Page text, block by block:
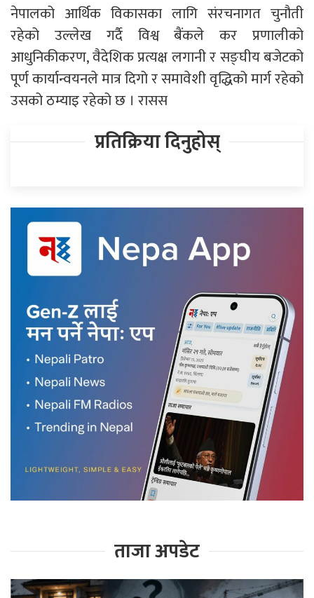
नेपालको आर्थिक विकासका लागि संरचनागत चुनौती
रहेको उल्लेख गर्दै विश्व बैंकले कर प्रणालीको
आधुनिकीकरण, वैदेशिक प्रत्यक्ष लगानी र सङ्घीय बजेटको
पूर्ण कार्यान्वयनले मात्र दिगो र समावेशी वृद्धिको मार्ग रहेको
उसको ठम्याइ रहेको छ । रासस
प्रतिक्रिया दिनुहोस्
ताजा अपडेट